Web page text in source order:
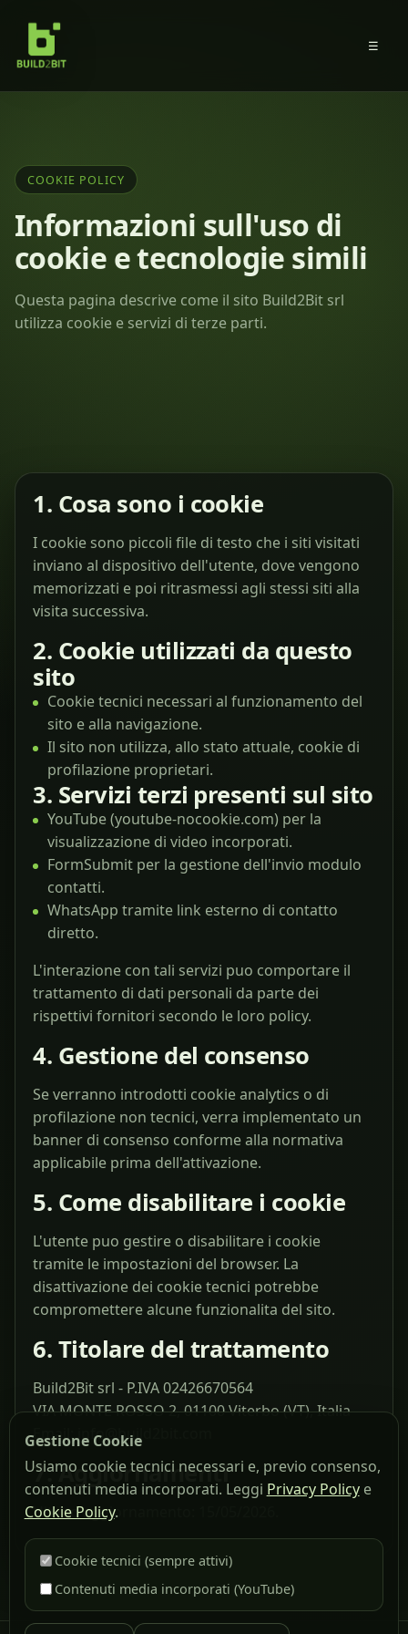
☰
COOKIE POLICY
Informazioni sull'uso di
cookie e tecnologie simili
Questa pagina descrive come il sito Build2Bit srl
utilizza cookie e servizi di terze parti.
1. Cosa sono i cookie
I cookie sono piccoli file di testo che i siti visitati
inviano al dispositivo dell'utente, dove vengono
memorizzati e poi ritrasmessi agli stessi siti alla
visita successiva.
2. Cookie utilizzati da questo
sito
Cookie tecnici necessari al funzionamento del
sito e alla navigazione.
Il sito non utilizza, allo stato attuale, cookie di
profilazione proprietari.
3. Servizi terzi presenti sul sito
YouTube (youtube-nocookie.com) per la
visualizzazione di video incorporati.
FormSubmit per la gestione dell'invio modulo
contatti.
WhatsApp tramite link esterno di contatto
diretto.
L'interazione con tali servizi puo comportare il
trattamento di dati personali da parte dei
rispettivi fornitori secondo le loro policy.
4. Gestione del consenso
Se verranno introdotti cookie analytics o di
profilazione non tecnici, verra implementato un
banner di consenso conforme alla normativa
applicabile prima dell'attivazione.
5. Come disabilitare i cookie
L'utente puo gestire o disabilitare i cookie
tramite le impostazioni del browser. La
disattivazione dei cookie tecnici potrebbe
compromettere alcune funzionalita del sito.
6. Titolare del trattamento
Build2Bit srl - P.IVA 02426670564
VIA MONTE ROSSO 2, 01100 Viterbo (VT), Italia
Email: info@build2bit.com
7. Aggiornamenti
Ultimo aggiornamento: 15/05/2026.
Gestione Cookie
Usiamo cookie tecnici necessari e, previo consenso,
contenuti media incorporati. Leggi Privacy Policye
Cookie Policy.
Cookie tecnici (sempre attivi)
Contenuti media incorporati (YouTube)